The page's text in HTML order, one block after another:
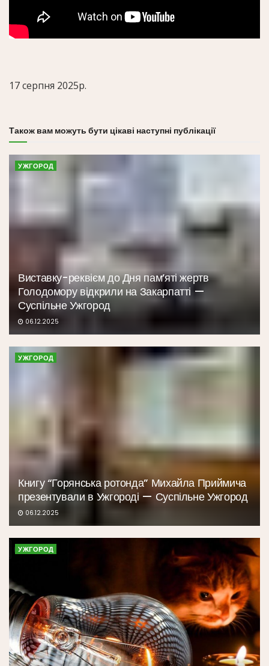
17 серпня 2025р.
Також вам можуть бути цікаві наступні публікації
УЖГОРОД
Виставку-реквієм до Дня пам’яті жертв
Голодомору відкрили на Закарпатті —
Суспільне Ужгород
06.12.2025
УЖГОРОД
Книгу “Горянська ротонда” Михайла Приймича
презентували в Ужгороді — Суспільне Ужгород
06.12.2025
УЖГОРОД